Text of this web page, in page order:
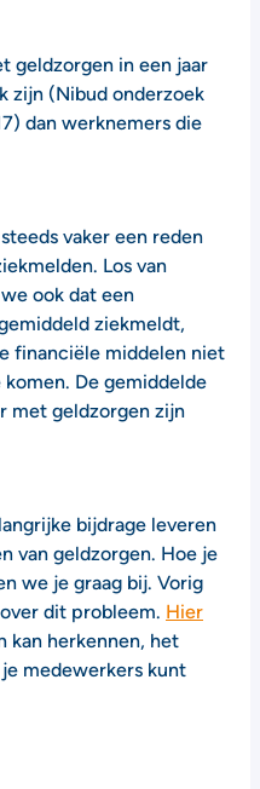
geldzorgen in een jaar
zijn (Nibud onderzoek
dan werknemers die
vaker een reden
Los van
ook dat een
ziekmeldt,
financiële middelen niet
De gemiddelde
met geldzorgen zijn
bijdrage leveren
van geldzorgen. Hoe je
we je graag bij. Vorig
dit probleem. Hier
kan herkennen, het
je medewerkers kunt